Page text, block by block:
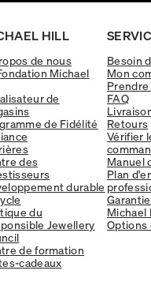
HILL
de nous
Michael
de
de Fidélité
des
durable
du
Jewellery
de formation
cadeaux
Besoin
Mon
FAQ
Retours
Vérifier
Manuel
Plan
Michael
Options